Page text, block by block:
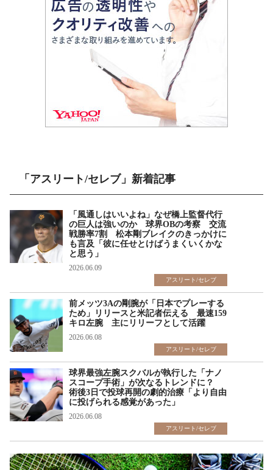
「アスリート/セレブ」新着記事
「風通しはいいよね」なぜ橋上監督代行
の巨人は強いのか 球界OBの考察 交流
戦勝率7割 松本剛ブレイクのきっかけに
も言及「彼に任せとけばうまくいくかな
と思う」
2026.06.09
アスリート/セレブ
前メッツ3Aの剛腕が「日本でプレーする
ため」リリースと米記者伝える 最速159
キロ左腕 主にリリーフとして活躍
2026.06.08
アスリート/セレブ
球界最強左腕スクバルが執行した「ナノ
スコープ手術」が次なるトレンドに？
術後3日で投球再開の劇的治療「より自由
に投げられる感覚があった」
2026.06.08
アスリート/セレブ